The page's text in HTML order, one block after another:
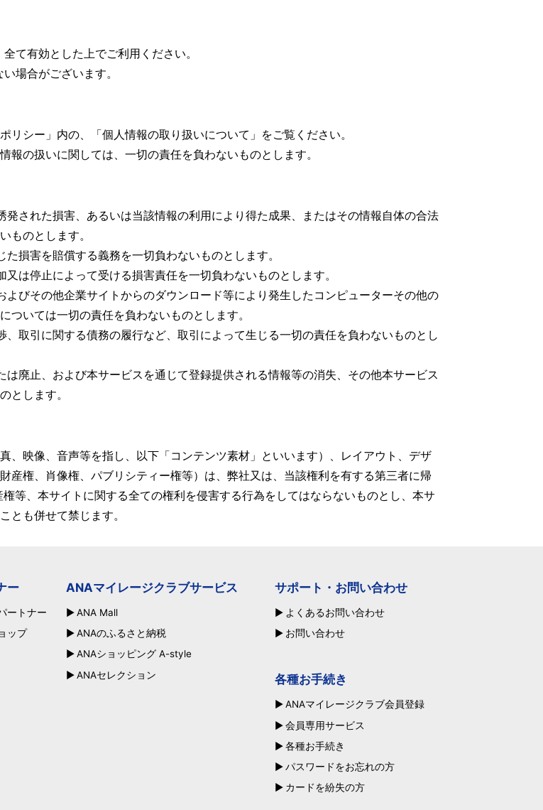
て有効とした上でご利用ください。
場合がございます。
リシー」内の、「個人情報の取り扱いについて」をご覧ください。
の扱いに関しては、一切の責任を負わないものとします。
された損害、あるいは当該情報の利用により得た成果、またはその情報自体の合法
ものとします。
損害を賠償する義務を一切負わないものとします。
は停止によって受ける損害責任を一切負わないものとします。
びその他企業サイトからのダウンロード等により発生したコンピューターその他の
いては一切の責任を負わないものとします。
取引に関する債務の履行など、取引によって生じる一切の責任を負わないものとし
廃止、および本サービスを通じて登録提供される情報等の消失、その他本サービス
とします。
、映像、音声等を指し、以下「コンテンツ素材」といいます）、レイアウト、デザ
産権、肖像権、パブリシティー権等）は、弊社又は、当該権利を有する第三者に帰
等、本サイトに関する全ての権利を侵害する行為をしてはならないものとし、本サ
とも併せて禁じます。
ー
ートナー
ップ
ANAマイレージクラブサービス
ANA Mall
ANAのふるさと納税
ANAショッピング A-style
ANAセレクション
サポート・お問い合わせ
よくあるお問い合わせ
お問い合わせ
各種お手続き
ANAマイレージクラブ会員登録
会員専用サービス
各種お手続き
パスワードをお忘れの方
カードを紛失の方